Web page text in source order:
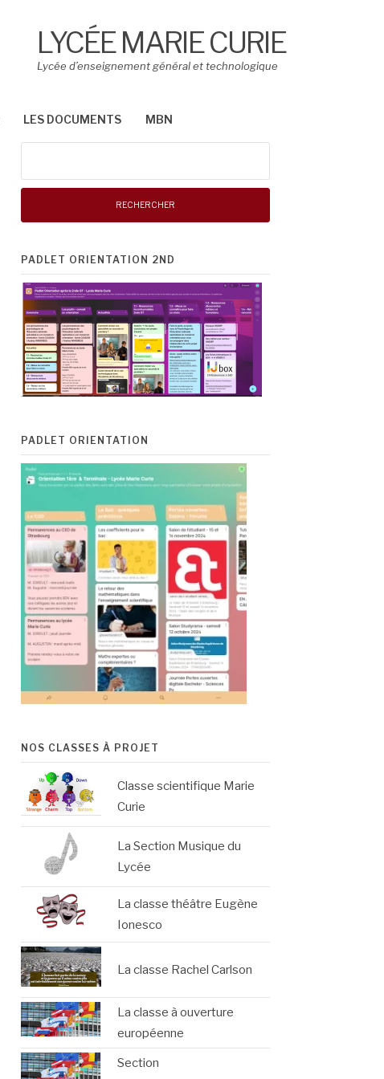
LYCÉE MARIE CURIE
Lycée d’enseignement général et technologique
LES DOCUMENTS MBN
PADLET ORIENTATION 2ND
PADLET ORIENTATION
NOS CLASSES À PROJET
Classe scientifique Marie
Curie
La Section Musique du
Lycée
La classe théâtre Eugène
Ionesco
La classe Rachel Carlson
La classe à ouverture
européenne
Section